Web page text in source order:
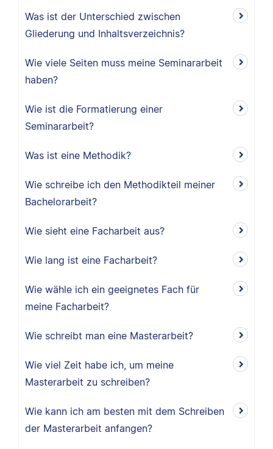
Was ist der Unterschied zwischen
Gliederung und Inhaltsverzeichnis?
Wie viele Seiten muss meine Seminararbeit
haben?
Wie ist die Formatierung einer
Seminararbeit?
Was ist eine Methodik?
Wie schreibe ich den Methodikteil meiner
Bachelorarbeit?
Wie sieht eine Facharbeit aus?
Wie lang ist eine Facharbeit?
Wie wähle ich ein geeignetes Fach für
meine Facharbeit?
Wie schreibt man eine Masterarbeit?
Wie viel Zeit habe ich, um meine
Masterarbeit zu schreiben?
Wie kann ich am besten mit dem Schreiben
der Masterarbeit anfangen?